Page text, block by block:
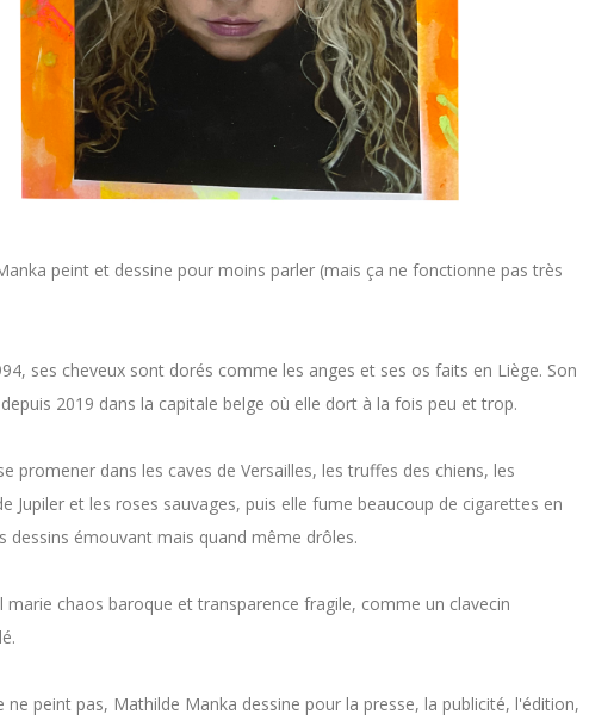
peint et dessine pour moins parler (mais ça ne fonctionne pas très
ses cheveux sont dorés comme les anges et ses os faits en Liège. Son
2019 dans la capitale belge où elle dort à la fois peu et trop.
promener dans les caves de Versailles, les truffes des chiens, les
Jupiler et les roses sauvages, puis elle fume beaucoup de cigarettes en
dessins émouvant mais quand même drôles.
marie chaos baroque et transparence fragile, comme un clavecin
ne peint pas, Mathilde Manka dessine pour la presse, la publicité, l'édition,